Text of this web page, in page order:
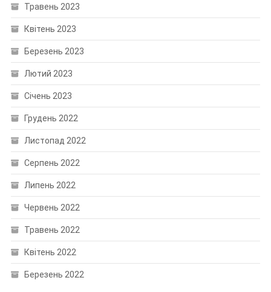
Травень 2023
Квітень 2023
Березень 2023
Лютий 2023
Січень 2023
Грудень 2022
Листопад 2022
Серпень 2022
Липень 2022
Червень 2022
Травень 2022
Квітень 2022
Березень 2022